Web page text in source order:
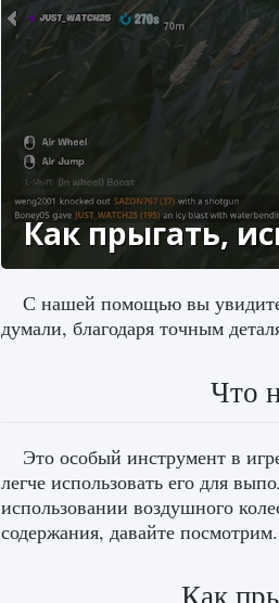
Как прыгать,
С нашей помощью вы
думали, благодаря точным
Что
Это особый инструмент в
легче использовать его для
использовании воздушного
содержания, давайте посмотрим.